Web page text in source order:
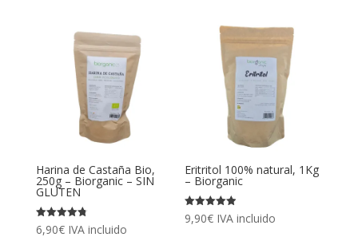
desde
6,99€
hasta
21,15€
Harina de Castaña Bio,
250g – Biorganic – SIN
GLUTEN
Valorado
con
6,90€ IVA incluido
Eritritol 100% natural, 1Kg
– Biorganic
Valorado
con
9,90€ IVA incluido